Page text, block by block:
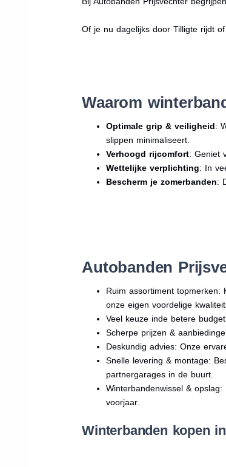
Of je nu dagelijks door Tilligte rijdt
Waarom
Optimale grip & veiligheid:
slippen minimaliseert.
Verhoogd rijcomfort: Geniet
Wettelijke verplichting: In
Bescherm je zomerbanden:
Autobanden
Ruim assortiment
onze eigen voordelige
Veel keuze inde betere
Scherpe prijzen &
Deskundig advies: Onze
Snelle levering & montage:
partnergarages in de buurt.
Winterbandenwissel &
voorjaar.
Winterbanden kopen